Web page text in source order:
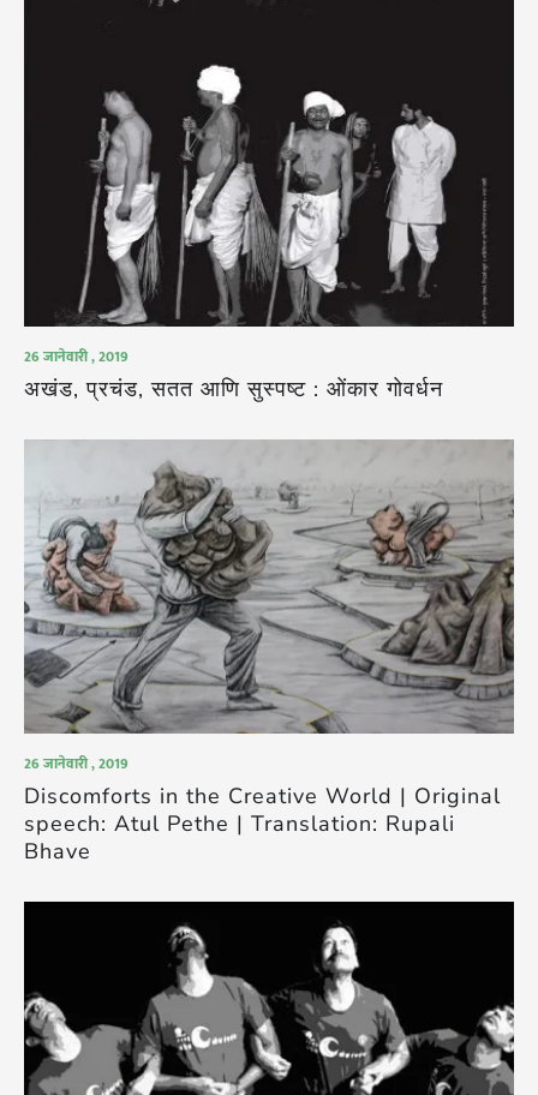
26 जानेवारी , 2019
अखंड, प्रचंड, सतत आणि सुस्पष्ट : ओंकार गोवर्धन
26 जानेवारी , 2019
Discomforts in the Creative World | Original
speech: Atul Pethe | Translation: Rupali
Bhave